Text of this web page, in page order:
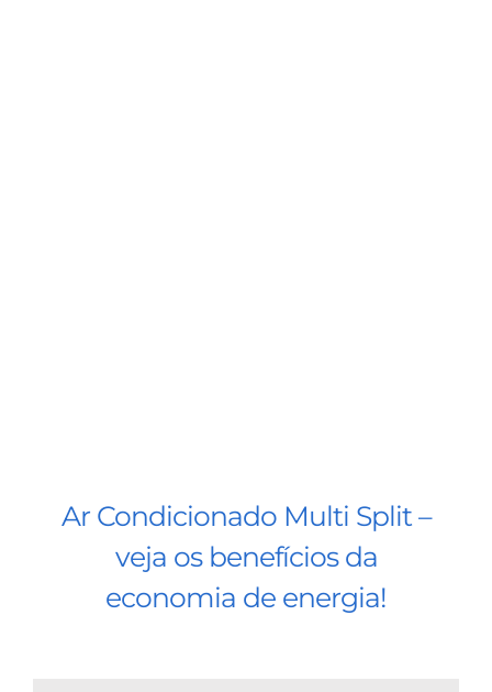
Ar Condicionado Multi Split –
veja os benefícios da
economia de energia!